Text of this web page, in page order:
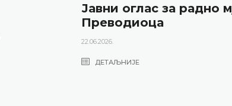
Јавни оглас за радно
Преводиоца
22.06.2026.
ДЕТАЉНИЈЕ